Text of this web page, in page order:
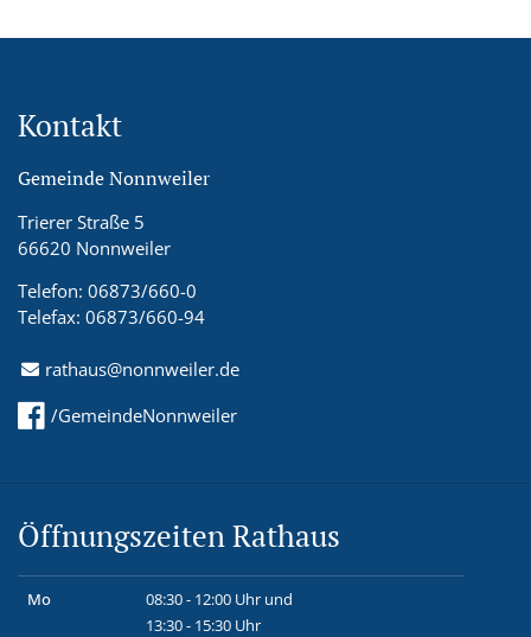
Kontakt
Gemeinde Nonnweiler
Trierer Straße 5
66620 Nonnweiler
Telefon: 06873/660-0
Telefax: 06873/660-94
rathaus@nonnweiler.de
/GemeindeNonnweiler
Öffnungszeiten Rathaus
Mo
08:30 - 12:00 Uhr und
13:30 - 15:30 Uhr